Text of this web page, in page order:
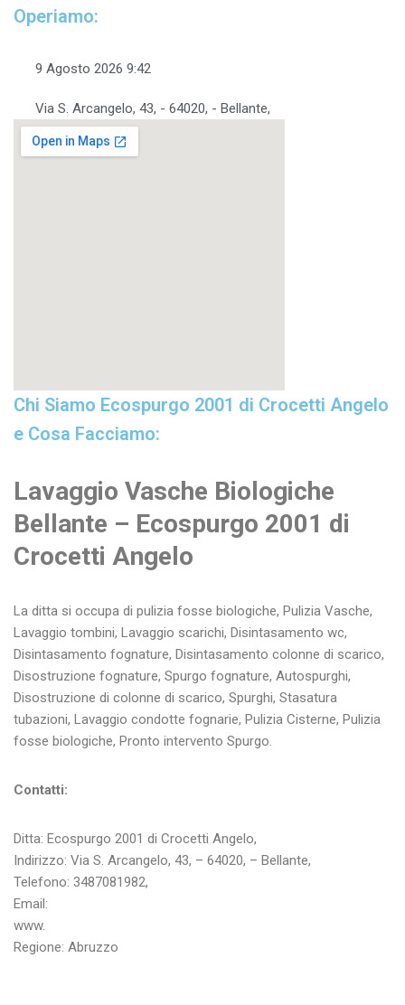
Operiamo:
9 Agosto 2026 9:42
Via S. Arcangelo, 43, - 64020, - Bellante,
Chi Siamo Ecospurgo 2001 di Crocetti Angelo
e Cosa Facciamo:
Lavaggio Vasche Biologiche
Bellante – Ecospurgo 2001 di
Crocetti Angelo
La ditta si occupa di pulizia fosse biologiche, Pulizia Vasche,
Lavaggio tombini, Lavaggio scarichi, Disintasamento wc,
Disintasamento fognature, Disintasamento colonne di scarico,
Disostruzione fognature, Spurgo fognature, Autospurghi,
Disostruzione di colonne di scarico, Spurghi, Stasatura
tubazioni, Lavaggio condotte fognarie, Pulizia Cisterne, Pulizia
fosse biologiche, Pronto intervento Spurgo.
Contatti:
Ditta: Ecospurgo 2001 di Crocetti Angelo,
Indirizzo: Via S. Arcangelo, 43, – 64020, – Bellante,
Telefono: 3487081982,
Email:
www.
Regione: Abruzzo